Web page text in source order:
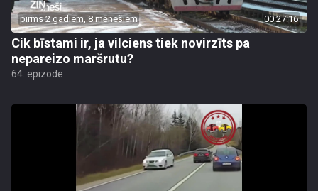
pirms 2 gadiem, 8 mēnešiem 00:27:16
Cik bīstami ir, ja vilciens tiek novirzīts pa
nepareizo maršrutu?
64. epizode